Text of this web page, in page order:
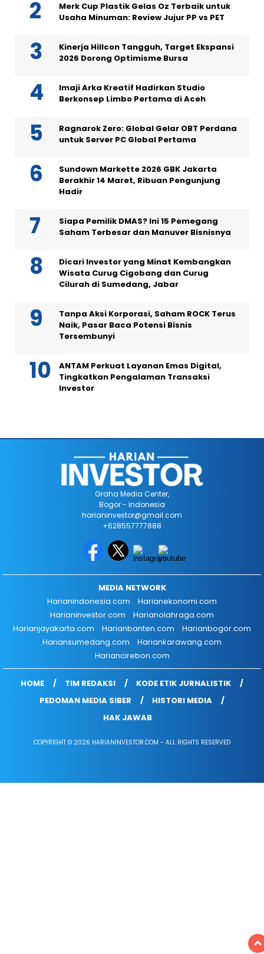
Merk Cup Plastik Gelas Oz Terbaik untuk
Usaha Minuman: Review Jujur PP vs PET
Kinerja Hillcon Tangguh, Target Ekspansi
2026 Dorong Optimisme Bursa
Imaji Arka Kreatif Hadirkan Studio
Berkonsep Limbo Pertama di Aceh
Ragnarok Zero: Global Gelar OBT Perdana
untuk Server PC Global Pertama
Sundown Markette 2026 GBK Jakarta
Berakhir 14 Maret, Ribuan Pengunjung
Hadir
Siapa Pemilik DMAS? Ini 15 Pemegang
Saham Terbesar dan Manuver Bisnisnya
Dicari Investor yang Minat Kembangkan
Wisata Curug Cigobang dan Curug
Cilurah di Sumedang, Jabar
Tanpa Aksi Korporasi, Saham ROCK Terus
Naik, Pasar Baca Potensi Bisnis
Tersembunyi
ANTAM Perkuat Layanan Emas Digital,
Tingkatkan Pengalaman Transaksi
Investor
Graha Media Center,
Bogor - Indonesia
harianinvestor@gmail.com
+628557777888
MEDIA NETWORK
Harianindonesia.com
Harianekonomi.com
Harianinvestor.com
Harianolahraga.com
Harianjayakarta.com
Harianbanten.com
Harianbogor.com
Hariansumedang.com
Hariankarawang.com
Hariancirebon.com
HOME TIM REDAKSI
KODE ETIK JURNALISTIK
PEDOMAN MEDIA SIBER
HISTORI MEDIA
HAK JAWAB
COPYRIGHT © 2026 HARIANINVESTOR.COM - ALL RIGHTS RESERVED